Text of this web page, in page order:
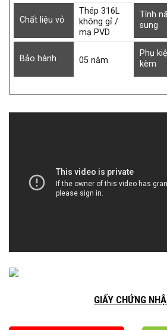
Chất liệu vỏ
Thép 316L
không gỉ /
mạ PVD
Tính
sung
Bảo hành 05 năm
Phụ
kèm
GIẤY CHỨNG